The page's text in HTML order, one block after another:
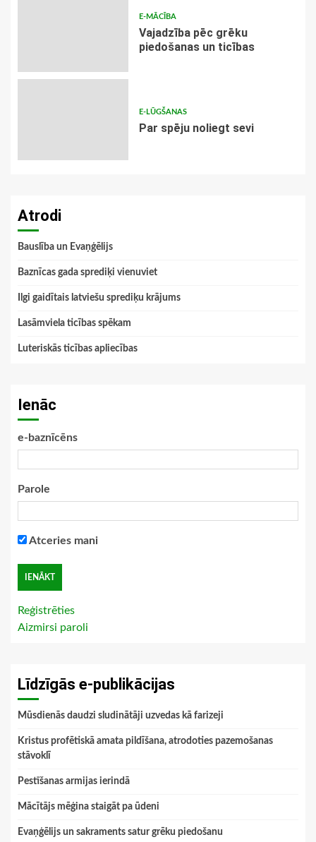
E-MĀCĪBA
Vajadzība pēc grēku
piedošanas un ticības
E-LŪGŠANAS
Par spēju noliegt sevi
Atrodi
Bauslība un Evaņģēlijs
Baznīcas gada sprediķi vienuviet
Ilgi gaidītais latviešu sprediķu krājums
Lasāmviela ticības spēkam
Luteriskās ticības apliecības
Ienāc
e-baznīcēns
Parole
Atceries mani
Reģistrēties
Aizmirsi paroli
Līdzīgās e-publikācijas
Mūsdienās daudzi sludinātāji uzvedas kā farizeji
Kristus profētiskā amata pildīšana, atrodoties pazemošanas
stāvoklī
Pestīšanas armijas ierindā
Mācītājs mēģina staigāt pa ūdeni
Evaņģēlijs un sakraments satur grēku piedošanu